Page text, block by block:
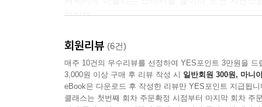
있어요.
얼굴을 완성했다면 내지에 있는 캐릭터 설명도 읽
다양한 티니핑들의 정보가 쏙쏙 담겨 있어 매우 흥
회원리뷰 (6건)
매주 10건의 우수리뷰를 선정하여 YES포인트 3만원을 드
3,000원 이상 구매 후 리뷰 작성 시 일반회원 300원, 마니
eBook은 다운로드 후 작성한 리뷰만 YES포인트 지급됩니
클래스는 첫번째 회차 주문확정 시점부터 마지막 회차 주